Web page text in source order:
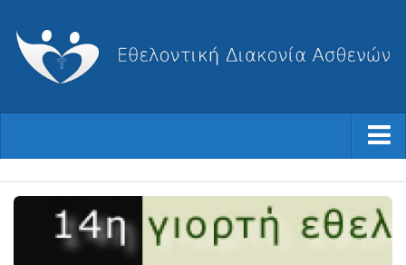
Φιλοσοφία μας
Η Ιστορία μας